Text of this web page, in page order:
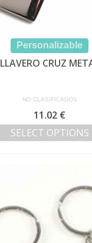
Personalizable
LLAVERO CRUZ
NO CLASIFICADOS
11.02 €
SELECT OPTIONS